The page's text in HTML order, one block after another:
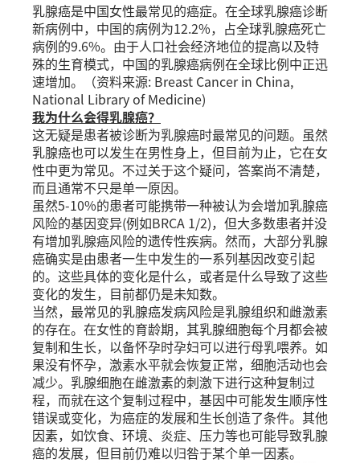
乳腺癌是中国女性最常见的癌症。在全球乳腺癌诊断
新病例中，中国的病例为12.2%，占全球乳腺癌死亡
病例的9.6%。由于人口社会经济地位的提高以及特
殊的生育模式，中国的乳腺癌病例在全球比例中正迅
速增加。（资料来源: Breast Cancer in China,
National Library of Medicine)
我为什么会得乳腺癌？
这无疑是患者被诊断为乳腺癌时最常见的问题。虽然
乳腺癌也可以发生在男性身上，但目前为止，它在女
性中更为常见。不过关于这个疑问，答案尚不清楚，
而且通常不只是单一原因。
虽然5-10%的患者可能携带一种被认为会增加乳腺癌
风险的基因变异(例如BRCA 1/2)，但大多数患者并没
有增加乳腺癌风险的遗传性疾病。然而，大部分乳腺
癌确实是由患者一生中发生的一系列基因改变引起
的。这些具体的变化是什么，或者是什么导致了这些
变化的发生，目前都仍是未知数。
当然，最常见的乳腺癌发病风险是乳腺组织和雌激素
的存在。在女性的育龄期，其乳腺细胞每个月都会被
复制和生长，以备怀孕时孕妇可以进行母乳喂养。如
果没有怀孕，激素水平就会恢复正常，细胞活动也会
减少。乳腺细胞在雌激素的刺激下进行这种复制过
程，而就在这个复制过程中，基因中可能发生顺序性
错误或变化，为癌症的发展和生长创造了条件。其他
因素，如饮食、环境、炎症、压力等也可能导致乳腺
癌的发展，但目前仍难以归咎于某个单一因素。